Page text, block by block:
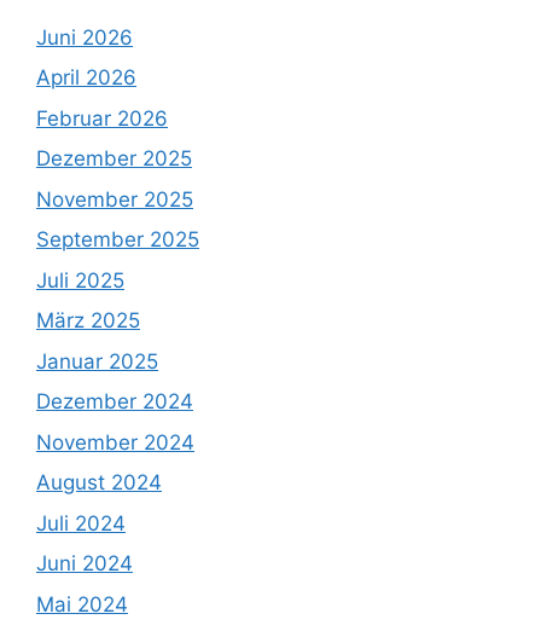
Juni 2026
April 2026
Februar 2026
Dezember 2025
November 2025
September 2025
Juli 2025
März 2025
Januar 2025
Dezember 2024
November 2024
August 2024
Juli 2024
Juni 2024
Mai 2024